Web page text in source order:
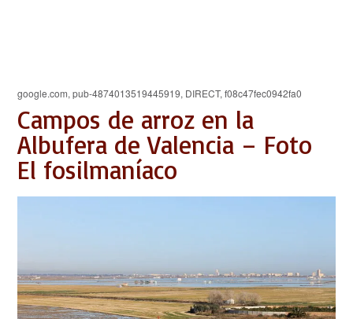
google.com, pub-4874013519445919, DIRECT, f08c47fec0942fa0
Campos de arroz en la
Albufera de Valencia – Foto
El fosilmaníaco